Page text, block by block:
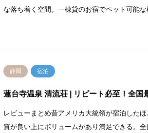
な落ち着く空間。一棟貸のお宿でペット可能な
静岡 宿泊
蓮台寺温泉 清流荘 | リピート必至！全
レビューまとめ昔アメリカ大統領が宿泊した
質が良い上にボリュームがあり満足できる。全